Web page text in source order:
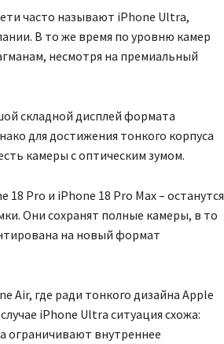
часто называют iPhone Ultra,
В то же время по уровню камер
несмотря на премиальный
складной дисплей формата
для достижения тонкого корпуса
камеры с оптическим зумом.
Pro и iPhone 18 Pro Max – останутся
Они сохранят полные камеры, в то
на новый формат
Air, где ради тонкого дизайна Apple
iPhone Ultra ситуация схожа:
ограничивают внутреннее